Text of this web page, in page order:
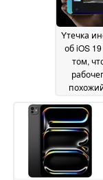
Yтечка
об iOS
том,
17 Air и
iPadOS
Manager 2.0